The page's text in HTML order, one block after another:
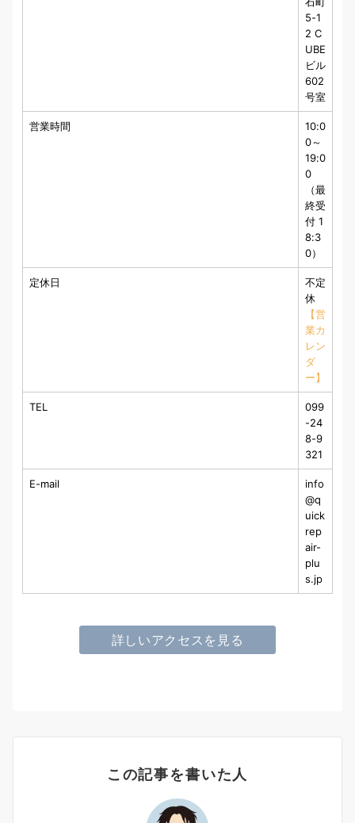
5-1
2 C
UBE
ビル
602
号室
営業時間
10:0
0～
19:0
0
（最
終受
付 1
8:3
0）
定休日
不定
休
【営
業カ
レン
ダ
ー】
TEL
099
-24
8-9
321
E-mail
info
@q
uick
rep
air-
plu
s.jp
詳しいアクセスを見る
この記事を書いた人